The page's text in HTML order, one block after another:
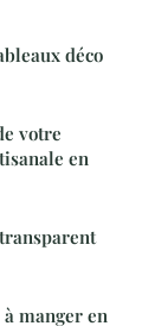
déco
votre
en
manger en